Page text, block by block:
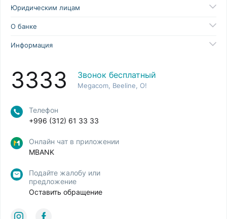
Юридическим лицам
О банке
Информация
3333 Звонок бесплатный
Megacom, Beeline, O!
Телефон
+996 (312) 61 33 33
Онлайн чат в приложении
MBANK
Подайте жалобу или
предложение
Оставить обращение